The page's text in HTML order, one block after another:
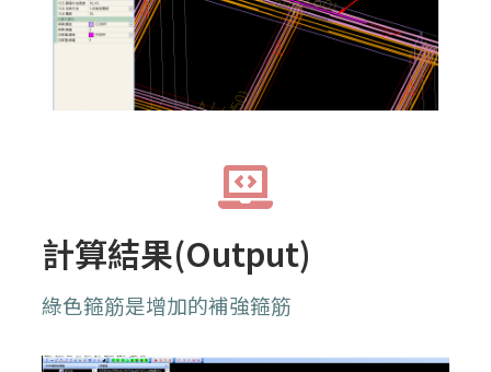
計算結果(Output)
綠色箍筋是增加的補強箍筋